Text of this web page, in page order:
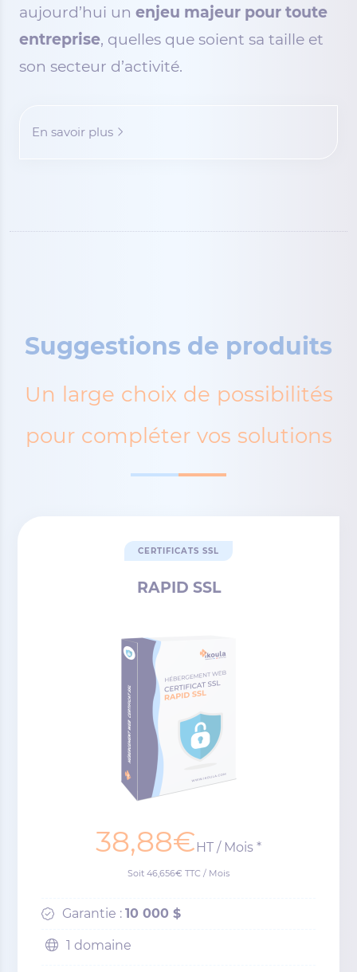
aujourd’hui un enjeu majeur pour toute
entreprise, quelles que soient sa taille et
son secteur d’activité.
En savoir plus
Suggestions de produits
Un large choix de possibilités
pour compléter vos solutions
CERTIFICATS SSL
RAPID SSL
38,88€ HT / Mois *
Soit 46,656€ TTC / Mois
Garantie :10 000 $
1 domaine